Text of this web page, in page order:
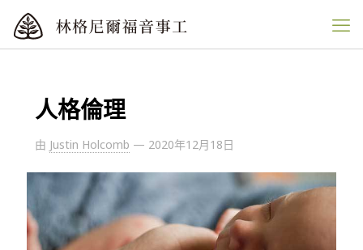
人格倫理
由 Justin Holcomb — 2020年12月18日